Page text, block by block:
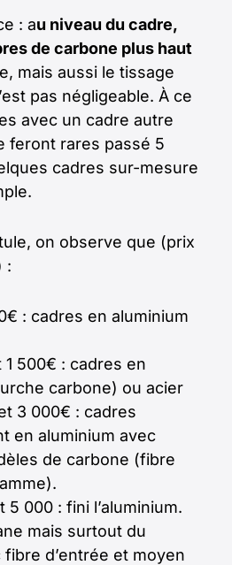
: au niveau du cadre,
de carbone plus haut
mais aussi le tissage
pas négligeable. À ce
avec un cadre autre
feront rares passé 5
cadres sur-mesure
on observe que (prix
:
: cadres en aluminium
1 500€ : cadres en
carbone) ou acier
3 000€ : cadres
en aluminium avec
de carbone (fibre
5 000 : fini l’aluminium.
mais surtout du
d’entrée et moyen